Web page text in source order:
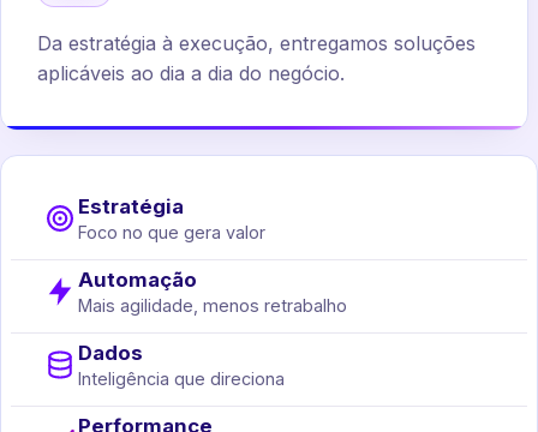
Da estratégia à execução, entregamos soluções
aplicáveis ao dia a dia do negócio.
Estratégia
Foco no que gera valor
Automação
Mais agilidade, menos retrabalho
Dados
Inteligência que direciona
Performance